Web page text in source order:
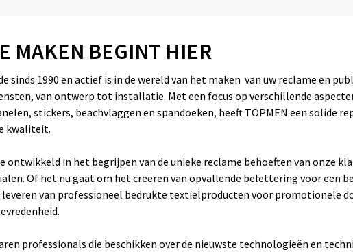
MAKEN BEGINT HIER
sinds 1990 en actief is in de wereld van het maken van uw reclame en
van ontwerp tot installatie. Met een focus op verschillende
stickers, beachvlaggen en spandoeken, heeft TOPMEN een solide
kwaliteit.
ontwikkeld in het begrijpen van de unieke reclame behoeften van onze
Of het nu gaat om het creëren van opvallende belettering voor een
van professioneel bedrukte textielproducten voor promotionele
professionals die beschikken over de nieuwste technologieën en